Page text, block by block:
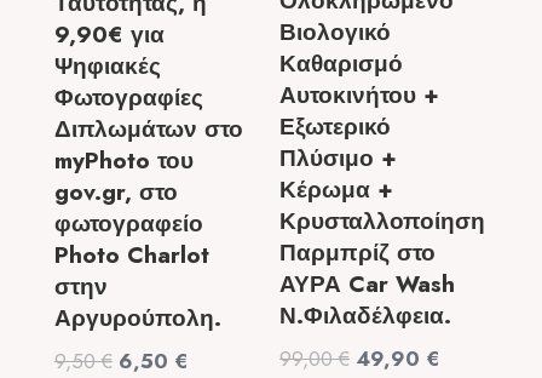
9,90€ για
Ψηφιακές
Φωτογραφίες
Διπλωμάτων στο
myPhoto του
gov.gr, στο
φωτογραφείο
Photo Charlot
στην
Αργυρούπολη.
9,50€ Original
6,50 €
Βιολογικό
Καθαρισμό
Αυτοκινήτου +
Εξωτερικό
Πλύσιμο +
Κέρωμα +
Κρυσταλλοποίηση
Παρμπρίζ στο
ΑΥΡΑ Car Wash
Ν.Φιλαδέλφεια.
99,00€ Original
49,90 €